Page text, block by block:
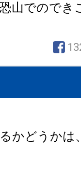
山でのでき
かどうかは